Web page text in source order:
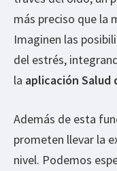
más preciso que la
Imaginen las
del estrés,
la aplicación Salud
Además de esta
prometen llevar la
nivel. Podemos